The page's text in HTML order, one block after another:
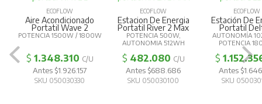
ECOFLOW
Aire Acondicionado
Portatil Wave 2
POTENCIA 1500W / 1800W
$ 1.348.310 C/U
Antes $1.926.157
SKU 050030330
ECOFLOW
Estacion De Energia
Portatil River 2 Max
POTENCIA 500W,
AUTONOMIA 512WH
$ 482.080 C/U
Antes $688.686
SKU 050030100
ECOFLOW
Estación De
Portatil
AUTONOMÍA
POTENCIA
$
Antes
SKU